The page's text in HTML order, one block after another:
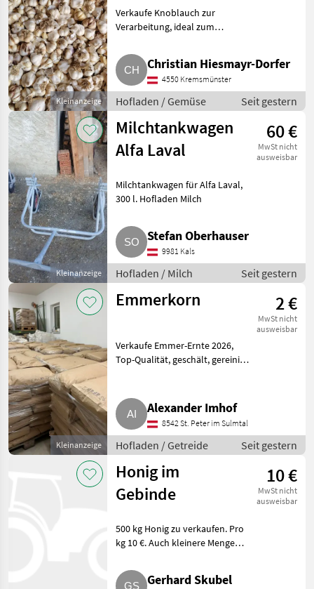
Kleinanzeige
Fleischer
Verkaufe Knoblauch zur
Verarbeitung, ideal zum
Einkochen usw. Es fehlen
einzelne Zehen, Knolle ist offen
oder maschinell beschädigt,
Christian Hiesmayr-Dorfer
4550 Kremsmünster
Hofladen / Gemüse Seit gestern
Kleinanzeige
Milchtankwagen
Alfa Laval
60 €
MwSt nicht
ausweisbar
Milchtankwagen für Alfa Laval,
300 l. Hofladen Milch
Stefan Oberhauser
9981 Kals
Hofladen / Milch Seit gestern
Kleinanzeige
Emmerkorn 2 €
MwSt nicht
ausweisbar
Verkaufe Emmer-Ernte 2026,
Top-Qualität, geschält, gereinigt
Abnahme von 100 kg. Hofladen
GetreideAlexander Imhof
8542 St. Peter im Sulmtal
Hofladen / Getreide Seit gestern
Honig im
Gebinde
10 €
MwSt nicht
ausweisbar
500 kg Honig zu verkaufen. Pro
kg 10 €. Auch kleinere Mengen
Gerhard Skubel